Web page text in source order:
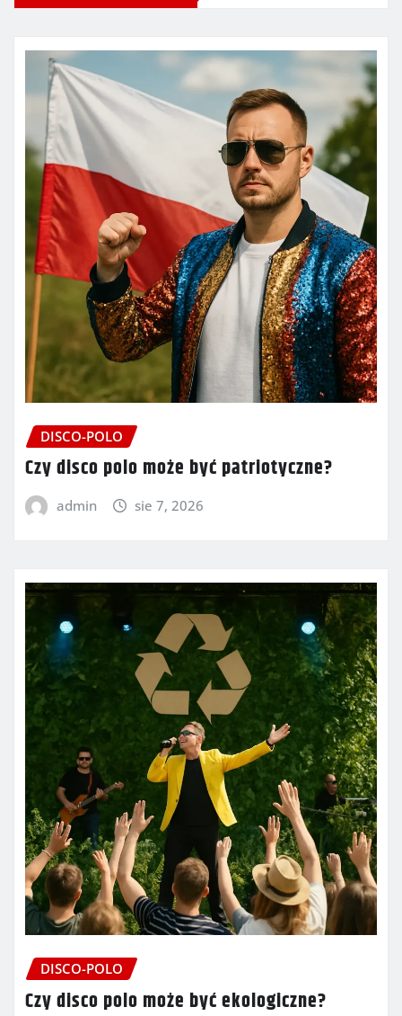
DISCO-POLO
Czy disco polo może być patriotyczne?
admin sie 7, 2026
DISCO-POLO
Czy disco polo może być ekologiczne?